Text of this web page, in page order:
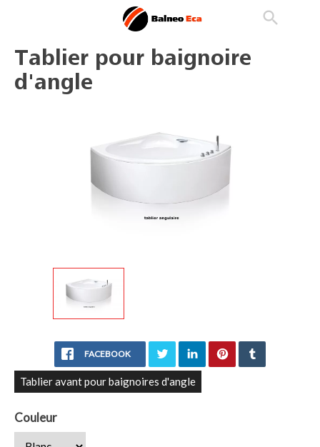
search
Tablier pour baignoire
d'angle
FACEBOOK
Tablier avant pour baignoires d'angle
Couleur